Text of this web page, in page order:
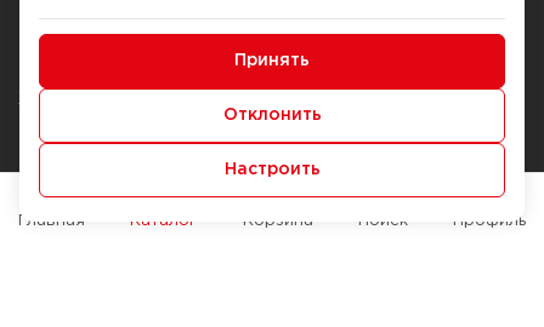
История Компании
Журнал
Наши марки
Брендирование
Доставка и оплата
Способы оплаты
Служба контроля качества
Принять
Отклонить
Настроить
Главная Каталог Корзина Поиск Профиль